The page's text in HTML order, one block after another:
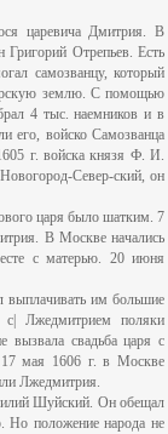
царевича Дмитрия. В
Григорий Отрепьев. Есть
самозванцу, который
землю. С помощью
4 тыс. наемников и в
его, войско Самозванца
г. войска князя Ф. И.
Север-ский, он
царя было шатким. 7
В Москве начались
с матерью. 20 июня
выплачивать им большие
Лжедмитрием поляки
вызвала свадьба царя с
17 мая 1606 г. в Москве
Лжедмитрия.
Шуйский. Он обещал
Но положение народа не